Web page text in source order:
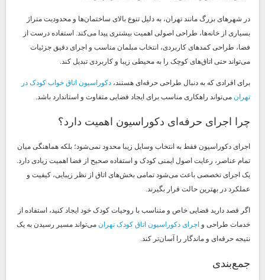
در شهرهای بزرگ مانند تهران، به دلیل تنوع بالای ساختمان‌ها و محدودیت متراژ
بسیاری از خانه‌ها، طراحی اصولی اهمیت بیشتری پیدا می‌کند. استفاده درست از
فضا، طراحی کمدهای کاربردی، انتخاب مبلمان مناسب و اجرای دقیق جزئیات
می‌تواند حتی اتاق‌های کوچک را به محیطی زیبا و کاربردی تبدیل کند.
برای افرادی که به دنبال طراحی حرفه‌ای هستند، دکوراسیون اتاق خواب کودک در
تهران می‌تواند راهکاری مناسب برای ایجاد فضایی متفاوت و استاندارد باشد.
چرا اجرای حرفه‌ای دکوراسیون اهمیت دارد؟
اجرای دکوراسیون فقط به انتخاب وسایل زیبا محدود نمی‌شود؛ بلکه هماهنگی میان
تمام عناصر، رعایت اصول ایمنی کودک و استفاده صحیح از فضا اهمیت زیادی دارد.
یک اجرای تخصصی باعث می‌شود تمامی بخش‌های اتاق از نظر زیبایی، کیفیت و
عملکرد در بهترین حالت قرار بگیرند.
اگر قصد دارید فضایی خاص و متناسب با روحیات کودک خود ایجاد کنید، استفاده از
خدمات طراحی و اجرای دکوراسیون اتاق کودک تهران می‌تواند مسیر رسیدن به یک
نتیجه حرفه‌ای و ماندگار را آسان‌تر کند.
جمع‌بندی